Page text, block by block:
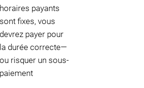
horaires payants
sont fixes, vous
devrez payer pour
la durée correcte—
ou risquer un sous-
paiement